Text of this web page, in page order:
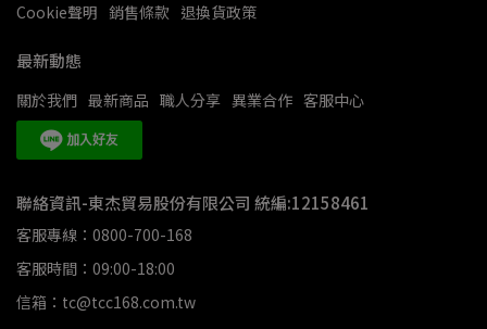
Cookie聲明 銷售條款 退換貨政策
最新動態
關於我們 最新商品 職人分享 異業合作 客服中心
聯絡資訊-東杰貿易股份有限公司 統編:12158461
客服專線：0800-700-168
客服時間：09:00-18:00
信箱：tc@tcc168.com.tw